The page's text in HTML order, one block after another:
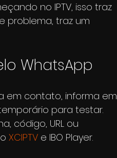
no IPTV, isso traz
problema, traz um
WhatsApp
em contato, informa em
para testar.
código, URL ou
XCIPTV e IBO Player.